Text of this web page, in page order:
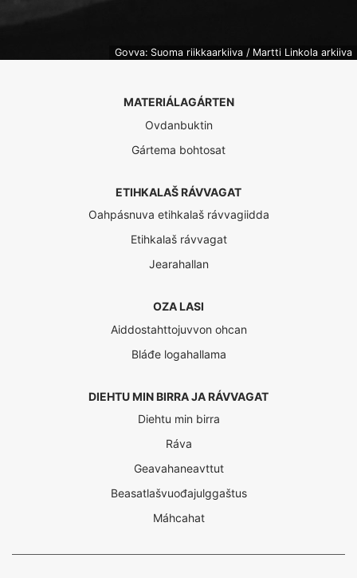
Govva: Suoma riikkaarkiiva / Martti Linkola arkiiva
MATERIÁLAGÁRTEN
Ovdanbuktin
Gártema bohtosat
ETIHKALAŠ RÁVVAGAT
Oahpásnuva etihkalaš rávvagiidda
Etihkalaš rávvagat
Jearahallan
OZA LASI
Aiddostahttojuvvon ohcan
Bláđe logahallama
DIEHTU MIN BIRRA JA RÁVVAGAT
Diehtu min birra
Ráva
Geavahaneavttut
Beasatlašvuođajulggaštus
Máhcahat